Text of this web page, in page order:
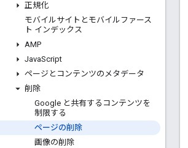
正規化
モバイルサイトとモバイルファース
ト インデックス
AMP
JavaScript
ページとコンテンツのメタデータ
削除
Google と共有するコンテンツを
制限する
ページの削除
画像の削除